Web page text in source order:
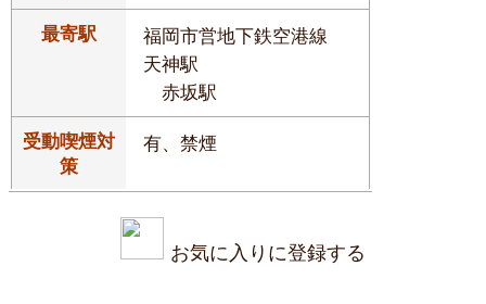
最寄駅
福岡市営地下鉄空港線
天神駅
赤坂駅
受動喫煙対
策
有、禁煙
お気に入りに登録する